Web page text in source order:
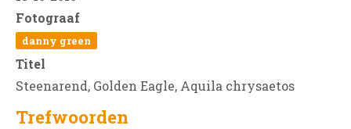
Fotograaf
danny green
Titel
Steenarend, Golden Eagle, Aquila chrysaetos
Trefwoorden